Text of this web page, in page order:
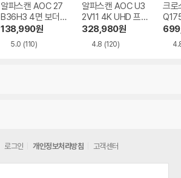
알파스캔 AOC 27
B36H3 4면 보더리
스 IPS 120 시력보
호 무결점
138,990원
5.0 (110)
알파스캔 AOC U3
2V11 4K UHD 프리
싱크 HDR 시력보호
무결점
328,980원
4.8 (120)
크로
Ai
로그인 개인정보처리방침 고객센터